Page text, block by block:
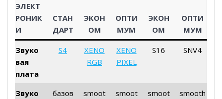
ЭЛЕКТ
РОНИК
И
СТАН
ДАРТ
ЭКОН
ОМ
ОПТИ
МУМ
ЭКОН
ОМ
ОПТИ
МУМ
Звуко
вая
плата
S4
XENO
RGB
XENO
PIXEL
S16 SNV4
Звуко базов smoot smoot smoot smooth